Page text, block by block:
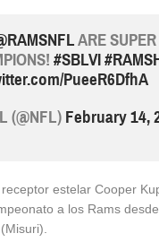
ARE
#SBLVI
PueeR6DfhA
(@NFL) February 14,
estelar Cooper
a los Rams